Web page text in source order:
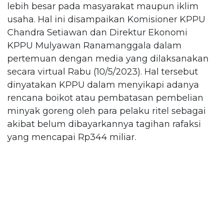
lebih besar pada masyarakat maupun iklim
usaha. Hal ini disampaikan Komisioner KPPU
Chandra Setiawan dan Direktur Ekonomi
KPPU Mulyawan Ranamanggala dalam
pertemuan dengan media yang dilaksanakan
secara virtual Rabu (10/5/2023). Hal tersebut
dinyatakan KPPU dalam menyikapi adanya
rencana boikot atau pembatasan pembelian
minyak goreng oleh para pelaku ritel sebagai
akibat belum dibayarkannya tagihan rafaksi
yang mencapai Rp344 miliar.